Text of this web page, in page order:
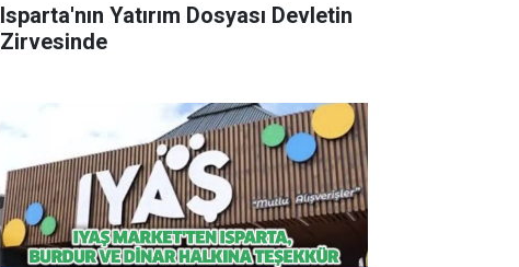
Isparta'nın Yatırım Dosyası Devletin
Zirvesinde